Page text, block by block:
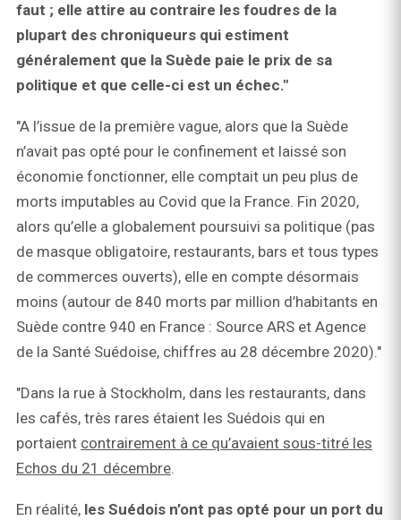
faut ; elle attire au contraire les foudres de la
plupart des chroniqueurs qui estiment
généralement que la Suède paie le prix de sa
politique et que celle-ci est un échec."
"A l’issue de la première vague, alors que la Suède
n’avait pas opté pour le confinement et laissé son
économie fonctionner, elle comptait un peu plus de
morts imputables au Covid que la France. Fin 2020,
alors qu’elle a globalement poursuivi sa politique (pas
de masque obligatoire, restaurants, bars et tous types
de commerces ouverts), elle en compte désormais
moins (autour de 840 morts par million d’habitants en
Suède contre 940 en France : Source ARS et Agence
de la Santé Suédoise, chiffres au 28 décembre 2020)."
"Dans la rue à Stockholm, dans les restaurants, dans
les cafés, très rares étaient les Suédois qui en
portaient contrairement à ce qu’avaient sous-titré les
Echos du 21 décembre.
En réalité, les Suédois n’ont pas opté pour un port du